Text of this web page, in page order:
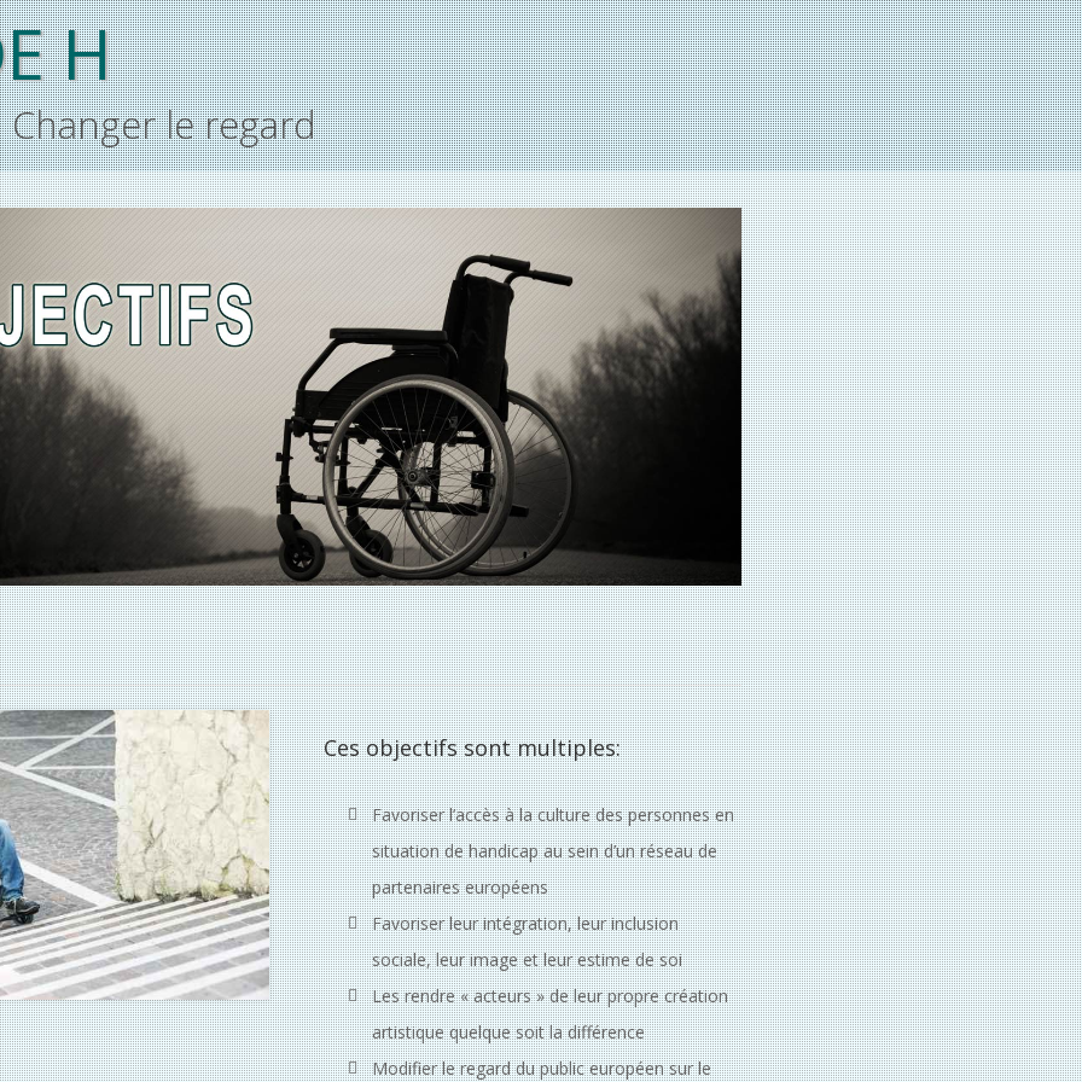
H
Changer le regard
Ces objectifs sont multiples:
Favoriser l’accès à la culture des personnes en
situation de handicap au sein d’un réseau de
partenaires européens
Favoriser leur intégration, leur inclusion
sociale, leur image et leur estime de soi
Les rendre « acteurs » de leur propre création
artistique quelque soit la différence
Modifier le regard du public européen sur le